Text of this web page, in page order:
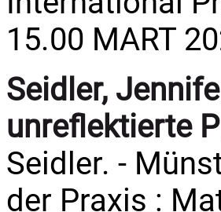
15.00 MART
Seidler,
unreflektierte
Seidler. -
der Praxis :